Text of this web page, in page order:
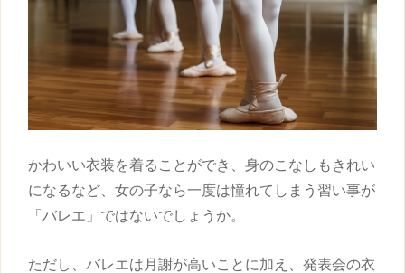
かわいい衣装を着ることができ、身のこなしもきれい
になるなど、女の子なら一度は憧れてしまう 習い事が
「バレエ」ではないでしょうか。
ただし、バレエは月謝が高いことに加え、発表会の衣